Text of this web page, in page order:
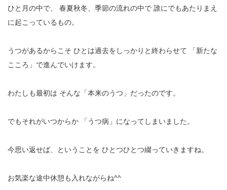
ひと月の中で、 春夏秋冬、季節の流れの中で 誰にでもあたりまえ
に起こっているもの。
うつがあるからこそ ひとは過去をしっかりと終わらせて 「新たな
こころ」で進んでいけます。
わたしも最初は そんな「本来のうつ」だったのです。
でもそれがいつからか 「うつ病」になってしまいました。
今思い返せば、ということを ひとつひとつ綴っていきますね。
お気楽な途中休憩も入れながらね^^